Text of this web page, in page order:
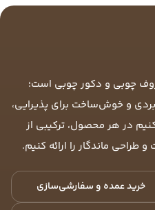
چوبی و دکور چوبی است؛
و خوش‌ساخت برای پذیرایی،
در هر محصول، ترکیبی از
ماندگار را ارائه کنیم.
خرید عمده و سفارشی‌سازی